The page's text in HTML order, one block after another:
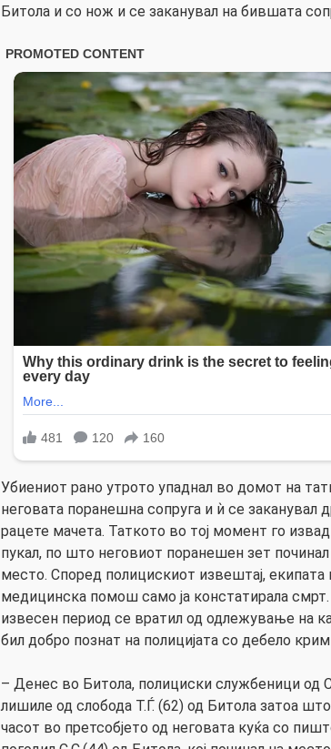
Битола и со нож и се заканувал на бившата
Убиениот рано утрото упаднал во домот на
неговата поранешна сопруга и ѝ се заканувал
рацете мачета. Таткото во тој момент го
пукал, по што неговиот поранешен зет
место. Според полицискиот извештај, екипата
медицинска помош само ја констатирала
извесен период се вратил од одлежување на
бил добро познат на полицијата со дебело
– Денес во Битола, полициски службеници од
лишиле од слобода Т.Ѓ. (62) од Битола затоа
часот во претсобјето од неговата куќа со